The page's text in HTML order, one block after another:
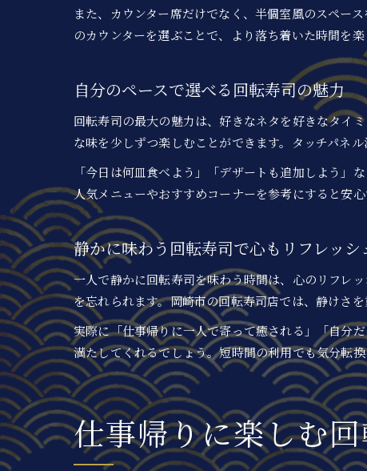
また、カウンター席だけでなく、半個室風のスペー
のカウンターを選ぶことで、より落ち着いた時間を
自分のペースで選べる回転寿司の魅力
回転寿司の最大の魅力は、好きなネタを好きなタイ
な味を少しずつ楽しむことができます。タッチパネ
「今日は何皿食べよう」「デザートも追加しよう」
人気メニューやおすすめコーナーを参考にすると安
静かに味わう回転寿司で心もリフレッシ
一人で静かに回転寿司を味わう時間は、心のリフレ
を忘れられます。岡崎市の回転寿司店では、静けさ
実際に「仕事帰りに一人で寄って癒される」「自分
満たしてくれるでしょう。短時間の利用でも気分転
仕事帰りに楽しむ